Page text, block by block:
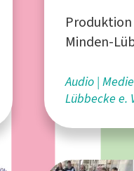
Minden-
Audio
Lübbecke e.